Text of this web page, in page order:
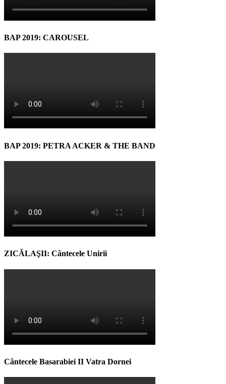
BAP 2019: CAROUSEL
BAP 2019: PETRA ACKER & THE BAND
ZICĂLAŞII: Cântecele Unirii
Cântecele Basarabiei II Vatra Dornei